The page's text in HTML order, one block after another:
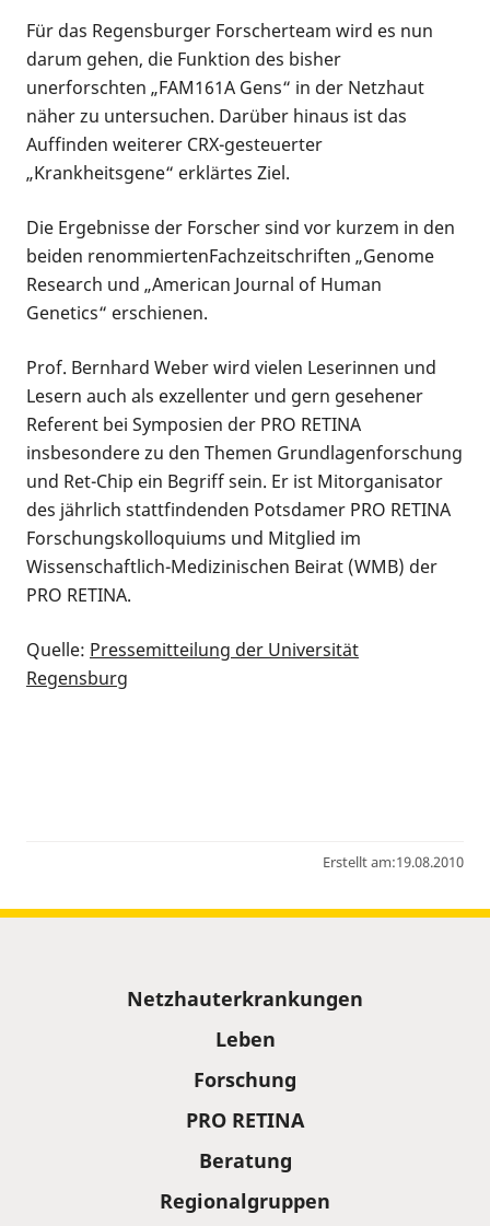
Für das Regensburger Forscherteam wird es nun
darum gehen, die Funktion des bisher
unerforschten „FAM161A Gens“ in der Netzhaut
näher zu untersuchen. Darüber hinaus ist das
Auffinden weiterer CRX-gesteuerter
„Krankheitsgene“ erklärtes Ziel.
Die Ergebnisse der Forscher sind vor kurzem in den
beiden renommiertenFachzeitschriften „Genome
Research und „American Journal of Human
Genetics“ erschienen.
Prof. Bernhard Weber wird vielen Leserinnen und
Lesern auch als exzellenter und gern gesehener
Referent bei Symposien der PRO RETINA
insbesondere zu den Themen Grundlagenforschung
und Ret-Chip ein Begriff sein. Er ist Mitorganisator
des jährlich stattfindenden Potsdamer PRO RETINA
Forschungskolloquiums und Mitglied im
Wissenschaftlich-Medizinischen Beirat (WMB) der
PRO RETINA.
Quelle: Pressemitteilung der Universität
Regensburg
Erstellt am:19.08.2010
Netzhauterkrankungen
Leben
Forschung
PRO RETINA
Beratung
Regionalgruppen